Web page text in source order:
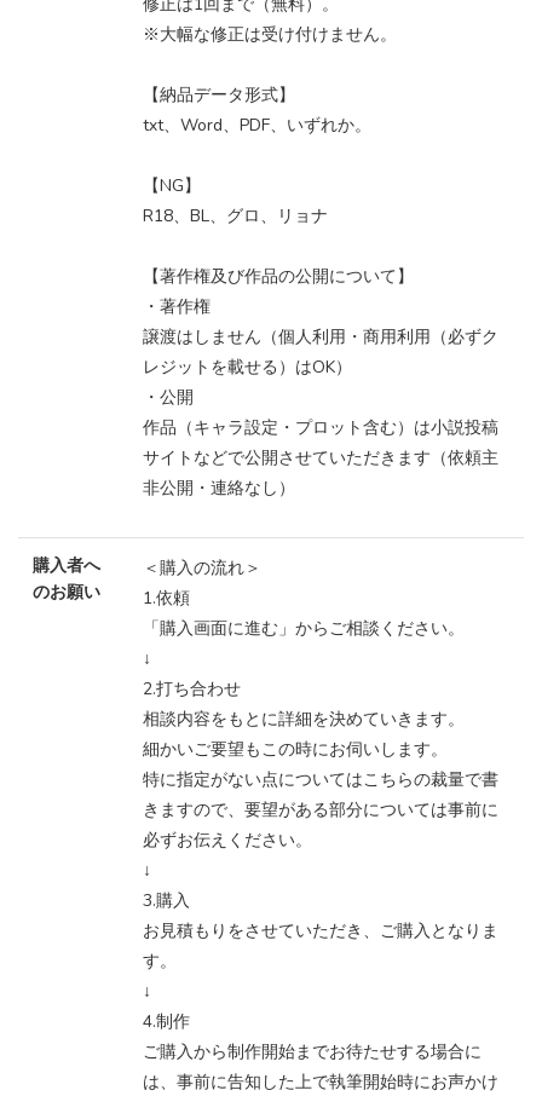
修正は1回まで（無料）。
※大幅な修正は受け付けません。
【納品データ形式】
txt、Word、PDF、いずれか。
【NG】
R18、BL、グロ、リョナ
【著作権及び作品の公開について】
・著作権
譲渡はしません（個人利用・商用利用（必ずク
レジットを載せる）はOK）
・公開
作品（キャラ設定・プロット含む）は小説投稿
サイトなどで公開させていただきます（依頼主
非公開・連絡なし）
購入者へ
のお願い
＜購入の流れ＞
1.依頼
「購入画面に進む」からご相談ください。
↓
2.打ち合わせ
相談内容をもとに詳細を決めていきます。
細かいご要望もこの時にお伺いします。
特に指定がない点についてはこちらの裁量で書
きますので、要望がある部分については事前に
必ずお伝えください。
↓
3.購入
お見積もりをさせていただき、ご購入となりま
す。
↓
4.制作
ご購入から制作開始までお待たせする場合に
は、事前に告知した上で執筆開始時にお声かけ